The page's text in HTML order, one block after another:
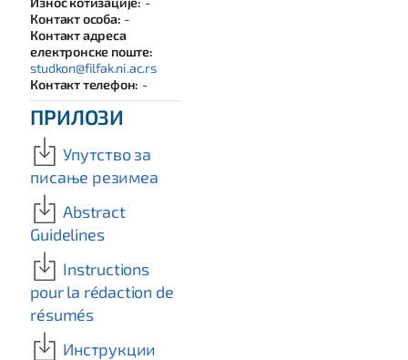
Контакт особа: -
Контакт адреса
електронске поште:
studkon@filfak.ni.ac.rs
Контакт телефон: -
ПРИЛОЗИ
Упутство за
писање резимеа
Abstract
Guidelines
Instructions
pour la rédaction de
résumés
Инструкции